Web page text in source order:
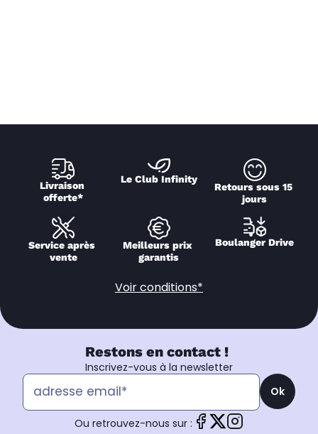
Livraison
offerte*
Le Club Infinity
Retours sous 15
jours
Service après
vente
Meilleurs prix
garantis
Boulanger Drive
Voir conditions*
Restons en contact !
Inscrivez-vous à la newsletter
Ok
Ou retrouvez-nous sur :